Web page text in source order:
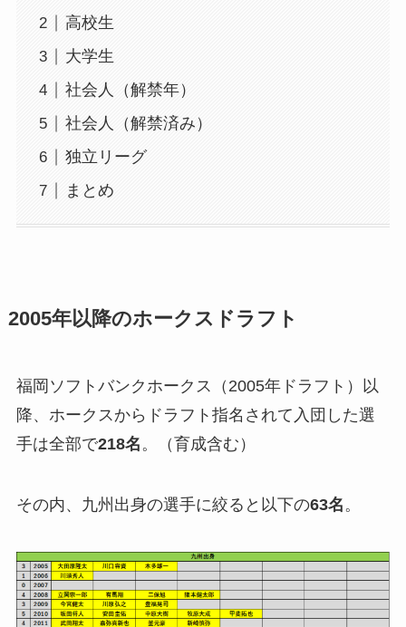
高校生
大学生
社会人（解禁年）
社会人（解禁済み）
独立リーグ
まとめ
2005年以降のホークスドラフト
福岡ソフトバンクホークス（2005年ドラフト）以
降、ホークスからドラフト指名されて入団した選
手は全部で218名 。（育成含む）
その内、九州出身の選手に絞ると以下の63名。